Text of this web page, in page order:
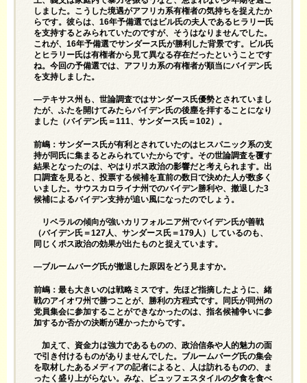
しました。こうした境遇がアフリカ系有権者の気持ちを捉えたか
らです。彼らは、16年予備選ではビル氏の夫人であるヒラリー氏
を支持するとみられていたのですが、そうはなりませんでした。
これが、16年予備選でサンダース氏が勝利した背景です。ビル氏
とヒラリー氏は有権者から見て異なる存在だったということです
ね。今回の予備選では、アフリカ系の有権者が順当にバイデン氏
を支持しました。
—テキサス州も、世論調査ではサンダース氏優勢とされていまし
たが、ふたを開けてみたらバイデン氏の後塵を拝することになり
ました（バイデン氏＝111、サンダース氏＝102）。
前嶋：サンダース氏が有利とされていたのはヒスパニック系の支
持が同氏に集まるとみられていたからです。その世論調査を覆す
結果となったのは、やはりボス政治の影響だと考えられます。出
口調査を見ると、投票する候補を直前の数日で決めた人が数多く
いました。サウスカロライナ州でのバイデン勝利や、撤退した3
候補によるバイデン支持が追い風になったのでしょう。
リベラルの傾向が強いカリフォルニア州でバイデン氏が善戦
（バイデン氏＝127人、サンダース氏＝179人）しているのも、
同じくボス政治の効果が出たものと捉えています。
—ブルームバーグ氏が撤退した原因をどう見ますか。
前嶋：最も大きいのは戦略ミスです。先ほど指摘したように、緒
戦のアイオワ州で勝つことが、勝利の方程式です。同氏が同州の
党員集会に参加することができなかったのは、指名候補争いに参
加するか否かの決断が遅かったからです。
加えて、資金力は強力であるものの、政治信条や人的魅力の面
で引き付けるものがありませんでした。ブルームバーグ氏の集会
を取材したあるメディアの記者によると、人は訪れるものの、ま
ったく盛り上がらない。みな、ビュッフェスタイルの夕食を食べ